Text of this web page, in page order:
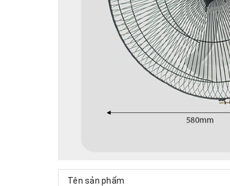
Tên sản phẩm